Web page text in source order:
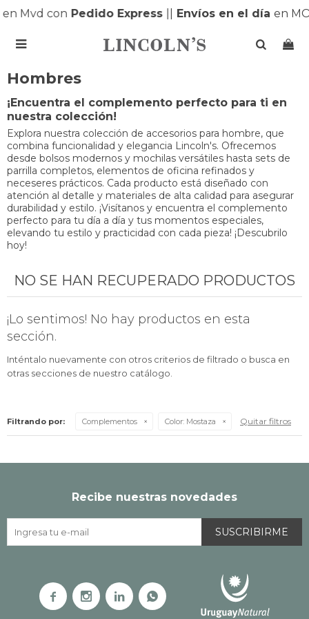
en Mvd conPedido Express Envíos en el día en

Hombres
¡Encuentra el complemento perfecto para ti en
nuestra colección!
Explora nuestra colección de accesorios para hombre, que
combina funcionalidad y elegancia Lincoln's. Ofrecemos
desde bolsos modernos y mochilas versátiles hasta sets de
parrilla completos, elementos de oficina refinados y
neceseres prácticos. Cada producto está diseñado con
atención al detalle y materiales de alta calidad para asegurar
durabilidad y estilo. ¡Visítanos y encuentra el complemento
perfecto para tu día a día y tus momentos especiales,
elevando tu estilo y practicidad con cada pieza! ¡Descubrilo
hoy!
NO SE HAN RECUPERADO PRODUCTOS
¡Lo sentimos! No hay productos en esta
sección.
Inténtalo nuevamente con otros criterios de filtrado o busca en
otras secciones de nuestro catálogo.
Filtrando por: Complementos Color: Mostaza Quitar filtros
Recibe nuestras novedades
SUSCRIBIRME
   